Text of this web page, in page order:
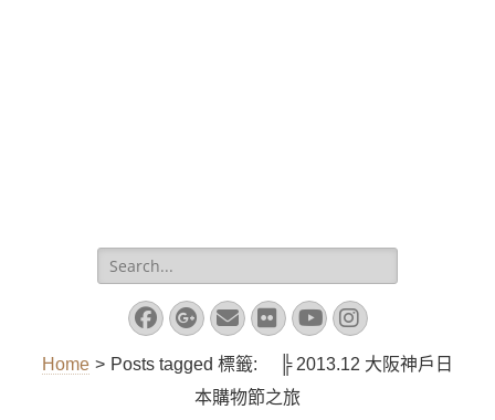
Search
for:
Facebook
Googleplus
EmailFlickrYouTube
Instagram
Home > Posts tagged 標籤:
╠ 2013.12 大阪神戶日
本購物節之旅